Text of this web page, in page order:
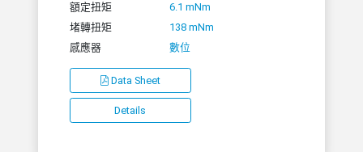
Data Sheet
Details
額定扭矩
6.1 mNm
堵轉扭矩
138 mNm
感應器
數位